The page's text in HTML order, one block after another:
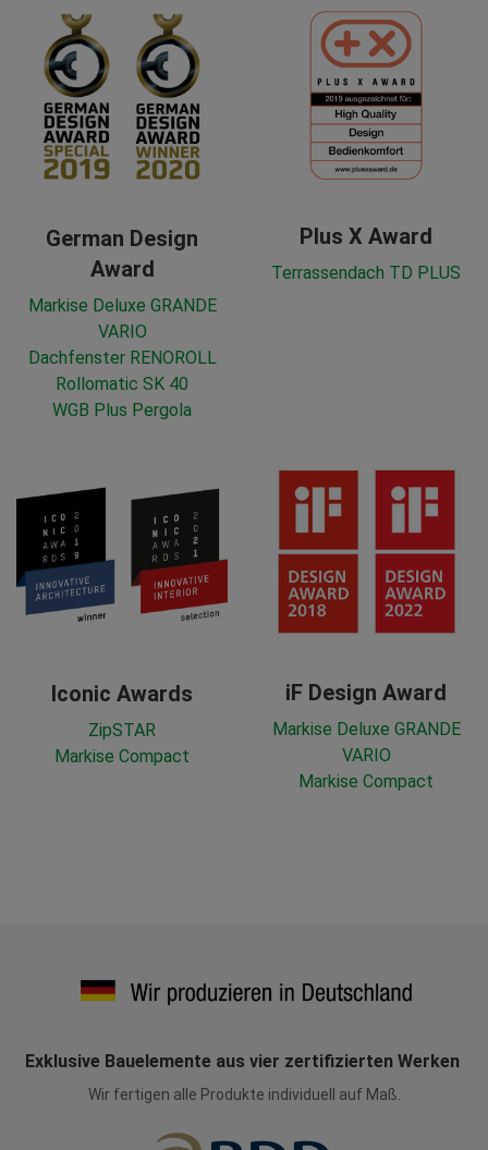
German Design
Award
Markise Deluxe GRANDE
VARIO
Dachfenster RENOROLL
Rollomatic SK 40
WGB Plus Pergola
Plus X Award
Terrassendach TD PLUS
Iconic Awards
ZipSTAR
Markise Compact
iF Design Award
Markise Deluxe GRANDE
VARIO
Markise Compact
Exklusive Bauelemente aus vier zertifizierten Werken
Wir fertigen alle Produkte individuell auf Maß.